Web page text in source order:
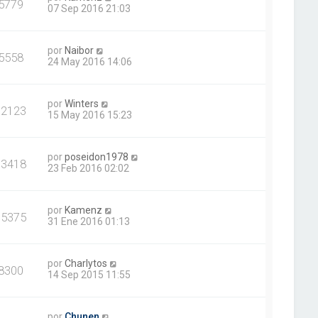
5779
07 Sep 2016 21:03
5558 por Naibor
24 May 2016 14:06
porWinters
15 May 2016 15:23
porposeidon1978
23 Feb 2016 02:02
por Kamenz
31 Ene 2016 01:13
porCharlytos
14 Sep 2015 11:55